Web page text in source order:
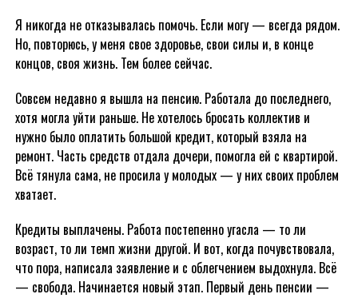
Я никогда не отказывалась помочь. Если могу — всегда рядом.
Но, повторюсь, у меня свое здоровье, свои силы и, в конце
концов, своя жизнь. Тем более сейчас.
Совсем недавно я вышла на пенсию. Работала до последнего,
хотя могла уйти раньше. Не хотелось бросать коллектив и
нужно было оплатить большой кредит, который взяла на
ремонт. Часть средств отдала дочери, помогла ей с квартирой.
Всё тянула сама, не просила у молодых — у них своих проблем
хватает.
Кредиты выплачены. Работа постепенно угасла — то ли
возраст, то ли темп жизни другой. И вот, когда почувствовала,
что пора, написала заявление и с облегчением выдохнула. Всё
— свобода. Начинается новый этап. Первый день пенсии —